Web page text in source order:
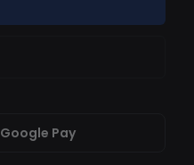
Google Pay